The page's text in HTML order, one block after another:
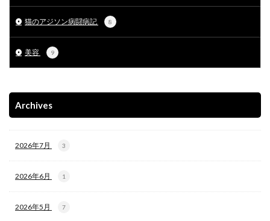
猫のアジソン病闘病記 8
美容 9
Archives
2026年7月 3
2026年6月 1
2026年5月 7